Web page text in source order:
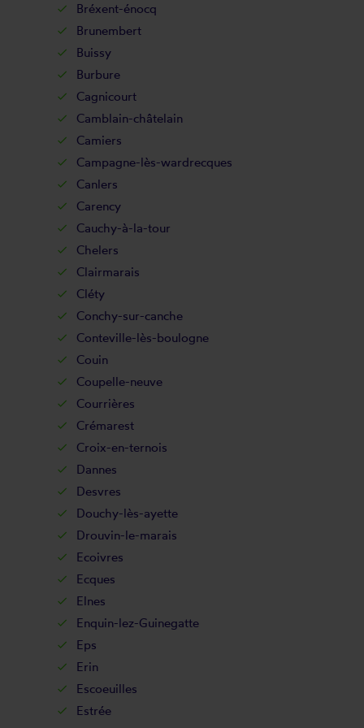
Bréxent-énocq
Brunembert
Buissy
Burbure
Cagnicourt
Camblain-châtelain
Camiers
Campagne-lès-wardrecques
Canlers
Carency
Cauchy-à-la-tour
Chelers
Clairmarais
Cléty
Conchy-sur-canche
Conteville-lès-boulogne
Couin
Coupelle-neuve
Courrières
Crémarest
Croix-en-ternois
Dannes
Desvres
Douchy-lès-ayette
Drouvin-le-marais
Ecoivres
Ecques
Elnes
Enquin-lez-Guinegatte
Eps
Erin
Escoeuilles
Estrée